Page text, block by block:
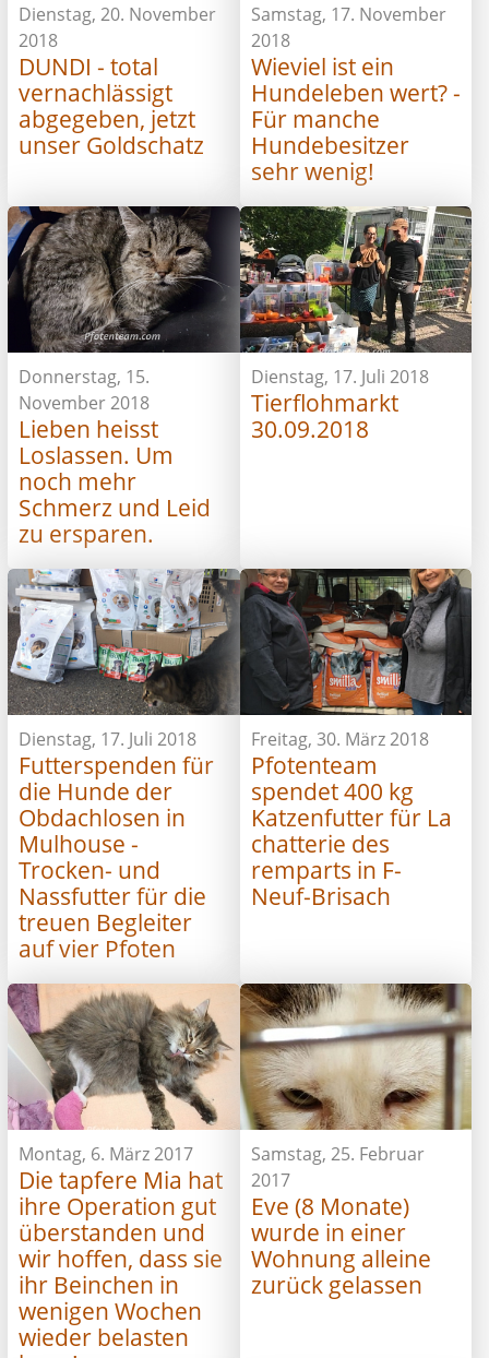
Dienstag, 20. November
2018
DUNDI - total
vernachlässigt
abgegeben, jetzt
unser Goldschatz
Samstag, 17. November
2018
Wieviel ist ein
Hundeleben wert? -
Für manche
Hundebesitzer
sehr wenig!
Donnerstag, 15.
November 2018
Lieben heisst
Loslassen. Um
noch mehr
Schmerz und Leid
zu ersparen.
Dienstag, 17. Juli 2018
Tierflohmarkt
30.09.2018
Dienstag, 17. Juli 2018
Futterspenden für
die Hunde der
Obdachlosen in
Mulhouse -
Trocken- und
Nassfutter für die
treuen Begleiter
auf vier Pfoten
Freitag, 30. März 2018
Pfotenteam
spendet 400 kg
Katzenfutter für La
chatterie des
remparts in F-
Neuf-Brisach
Montag, 6. März 2017
Die tapfere Mia hat
ihre Operation gut
überstanden und
wir hoffen, dass sie
ihr Beinchen in
wenigen Wochen
wieder belasten
Samstag, 25. Februar
2017
Eve (8 Monate)
wurde in einer
Wohnung alleine
zurück gelassen